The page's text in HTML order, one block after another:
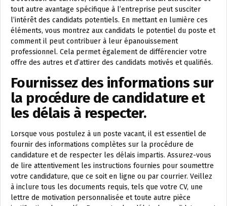
tout autre avantage spécifique à l’entreprise peut susciter
l’intérêt des candidats potentiels. En mettant en lumière ces
éléments, vous montrez aux candidats le potentiel du poste et
comment il peut contribuer à leur épanouissement
professionnel. Cela permet également de différencier votre
offre des autres et d’attirer des candidats motivés et qualifiés.
Fournissez des informations sur
la procédure de candidature et
les délais à respecter.
Lorsque vous postulez à un poste vacant, il est essentiel de
fournir des informations complètes sur la procédure de
candidature et de respecter les délais impartis. Assurez-vous
de lire attentivement les instructions fournies pour soumettre
votre candidature, que ce soit en ligne ou par courrier. Veillez
à inclure tous les documents requis, tels que votre CV, une
lettre de motivation personnalisée et toute autre pièce